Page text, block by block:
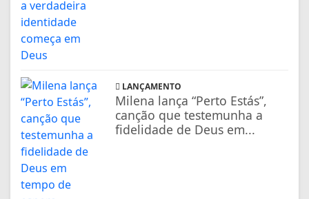
LANÇAMENTO
Milena lança “Perto Estás”,
canção que testemunha a
fidelidade de Deus em...